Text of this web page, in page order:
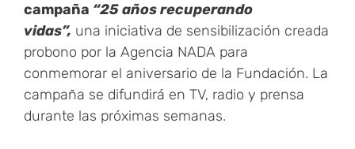
campaña “25 años recuperando
vidas”, una iniciativa de sensibilización creada
probono por la Agencia NADA para
conmemorar el aniversario de la Fundación. La
campaña se difundirá en TV, radio y prensa
durante las próximas semanas.